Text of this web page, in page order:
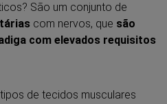
São um conjunto de
com nervos, que são
com elevados requisitos
de tecidos musculares